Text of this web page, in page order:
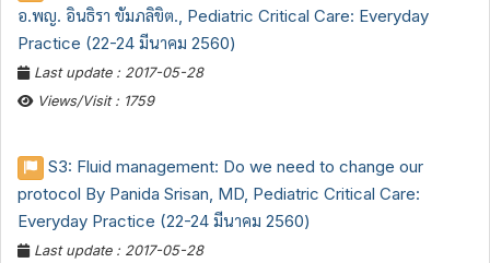
อ.พญ. อินธิรา ขัมภลิขิต., Pediatric Critical Care: Everyday
Practice (22-24 มีนาคม 2560)
Last update : 2017-05-28
Views/Visit : 1759
S3: Fluid management: Do we need to change our
protocol By Panida Srisan, MD, Pediatric Critical Care:
Everyday Practice (22-24 มีนาคม 2560)
Last update : 2017-05-28